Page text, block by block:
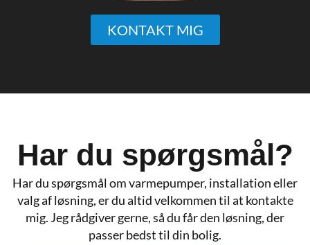
KONTAKT MIG
Har du spørgsmål?
Har du spørgsmål om varmepumper, installation eller
valg af løsning, er du altid velkommen til at kontakte
mig. Jeg rådgiver gerne, så du får den løsning, der
passer bedst til din bolig.